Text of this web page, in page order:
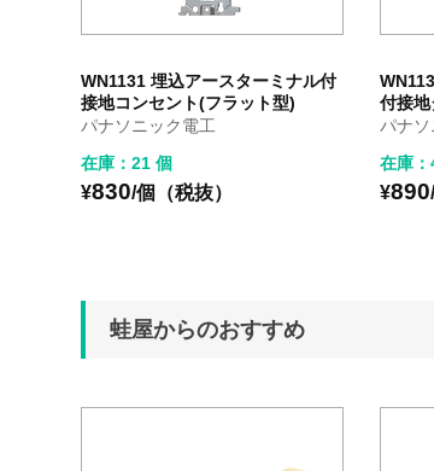
WN1131 埋込アースターミナル付
接地コンセント(フラット型)
パナソニック電工
在庫：21 個
¥830/個（税抜）
付接地
パナソ
在庫：
¥890
蛙屋からのおすすめ